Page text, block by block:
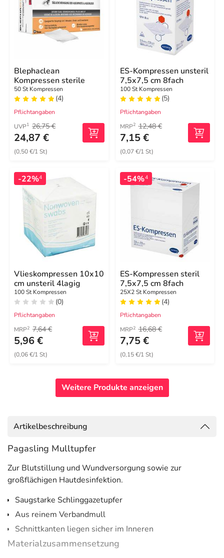
Blephaclean
Kompressen sterile
50 St Kompressen
(4)
Pflichtangaben
UVP1 26,75 €
24,87 €
(0,50 €/1 St)
ES-Kompressen unsteril
7,5x7,5 cm 8fach
100 St Kompressen
(5)
Pflichtangaben
MRP2 12,48 €
7,15 €
(0,07 €/1 St)
-22%4
Vlieskompressen 10x10
cm unsteril 4lagig
100 St Kompressen
(0)
Pflichtangaben
MRP2 7,64 €
5,96 €
(0,06 €/1 St)
-54%4
ES-Kompressen steril
7,5x7,5 cm 8fach
25X2 St Kompressen
(4)
Pflichtangaben
MRP2 16,68 €
7,75 €
(0,15 €/1 St)
Weitere Produkte anzeigen
Artikelbeschreibung
Pagasling Mulltupfer
Zur Blutstillung und Wundversorgung sowie zur
großflächigen Hautdesinfektion.
Saugstarke Schlinggazetupfer
Aus reinem Verbandmull
Schnittkanten liegen sicher im Inneren
Materialzusammensetzung